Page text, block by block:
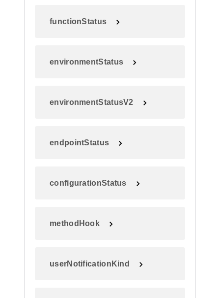
functionStatus
environmentStatus
environmentStatusV2
endpointStatus
configurationStatus
methodHook
userNotificationKind